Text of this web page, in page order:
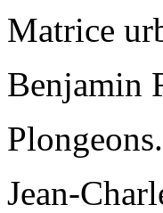
Matrice
Benjamin
Plongeons.
Jean-